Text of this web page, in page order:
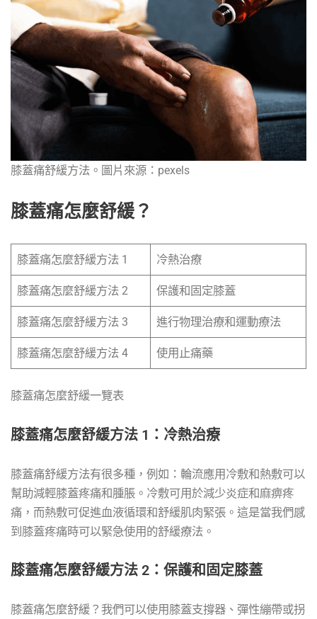
膝蓋痛舒緩方法。圖片來源：pexels
膝蓋痛怎麼舒緩？
膝蓋痛怎麼舒緩方法 1 冷熱治療
膝蓋痛怎麼舒緩方法 2 保護和固定膝蓋
膝蓋痛怎麼舒緩方法 3 進行物理治療和運動療法
膝蓋痛怎麼舒緩方法 4 使用止痛藥
膝蓋痛怎麼舒緩一覽表
膝蓋痛怎麼舒緩方法 1：冷熱治療
膝蓋痛舒緩方法有很多種，例如：輪流應用冷敷和熱敷可以
幫助減輕膝蓋疼痛和腫脹。冷敷可用於減少炎症和麻痹疼
痛，而熱敷可促進血液循環和舒緩肌肉緊張。這是當我們感
到膝蓋疼痛時可以緊急使用的舒緩療法。
膝蓋痛怎麼舒緩方法 2：保護和固定膝蓋
膝蓋痛怎麼舒緩？我們可以使用膝蓋支撐器、彈性繃帶或拐